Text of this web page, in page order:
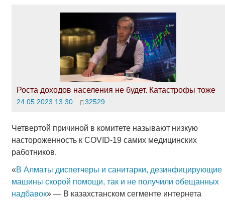
Роста доходов населения не будет. Катастрофы тоже
24.05.2023 13:30 32529
Четвертой причиной в комитете называют низкую
настороженность к COVID-19 самих медицинских
работников.
«В Алматы диспетчеры и санитарки, дезинфицирующие
машины скорой помощи, так и не получили обещанных
надбавок» — В казахстанском сегменте интернета